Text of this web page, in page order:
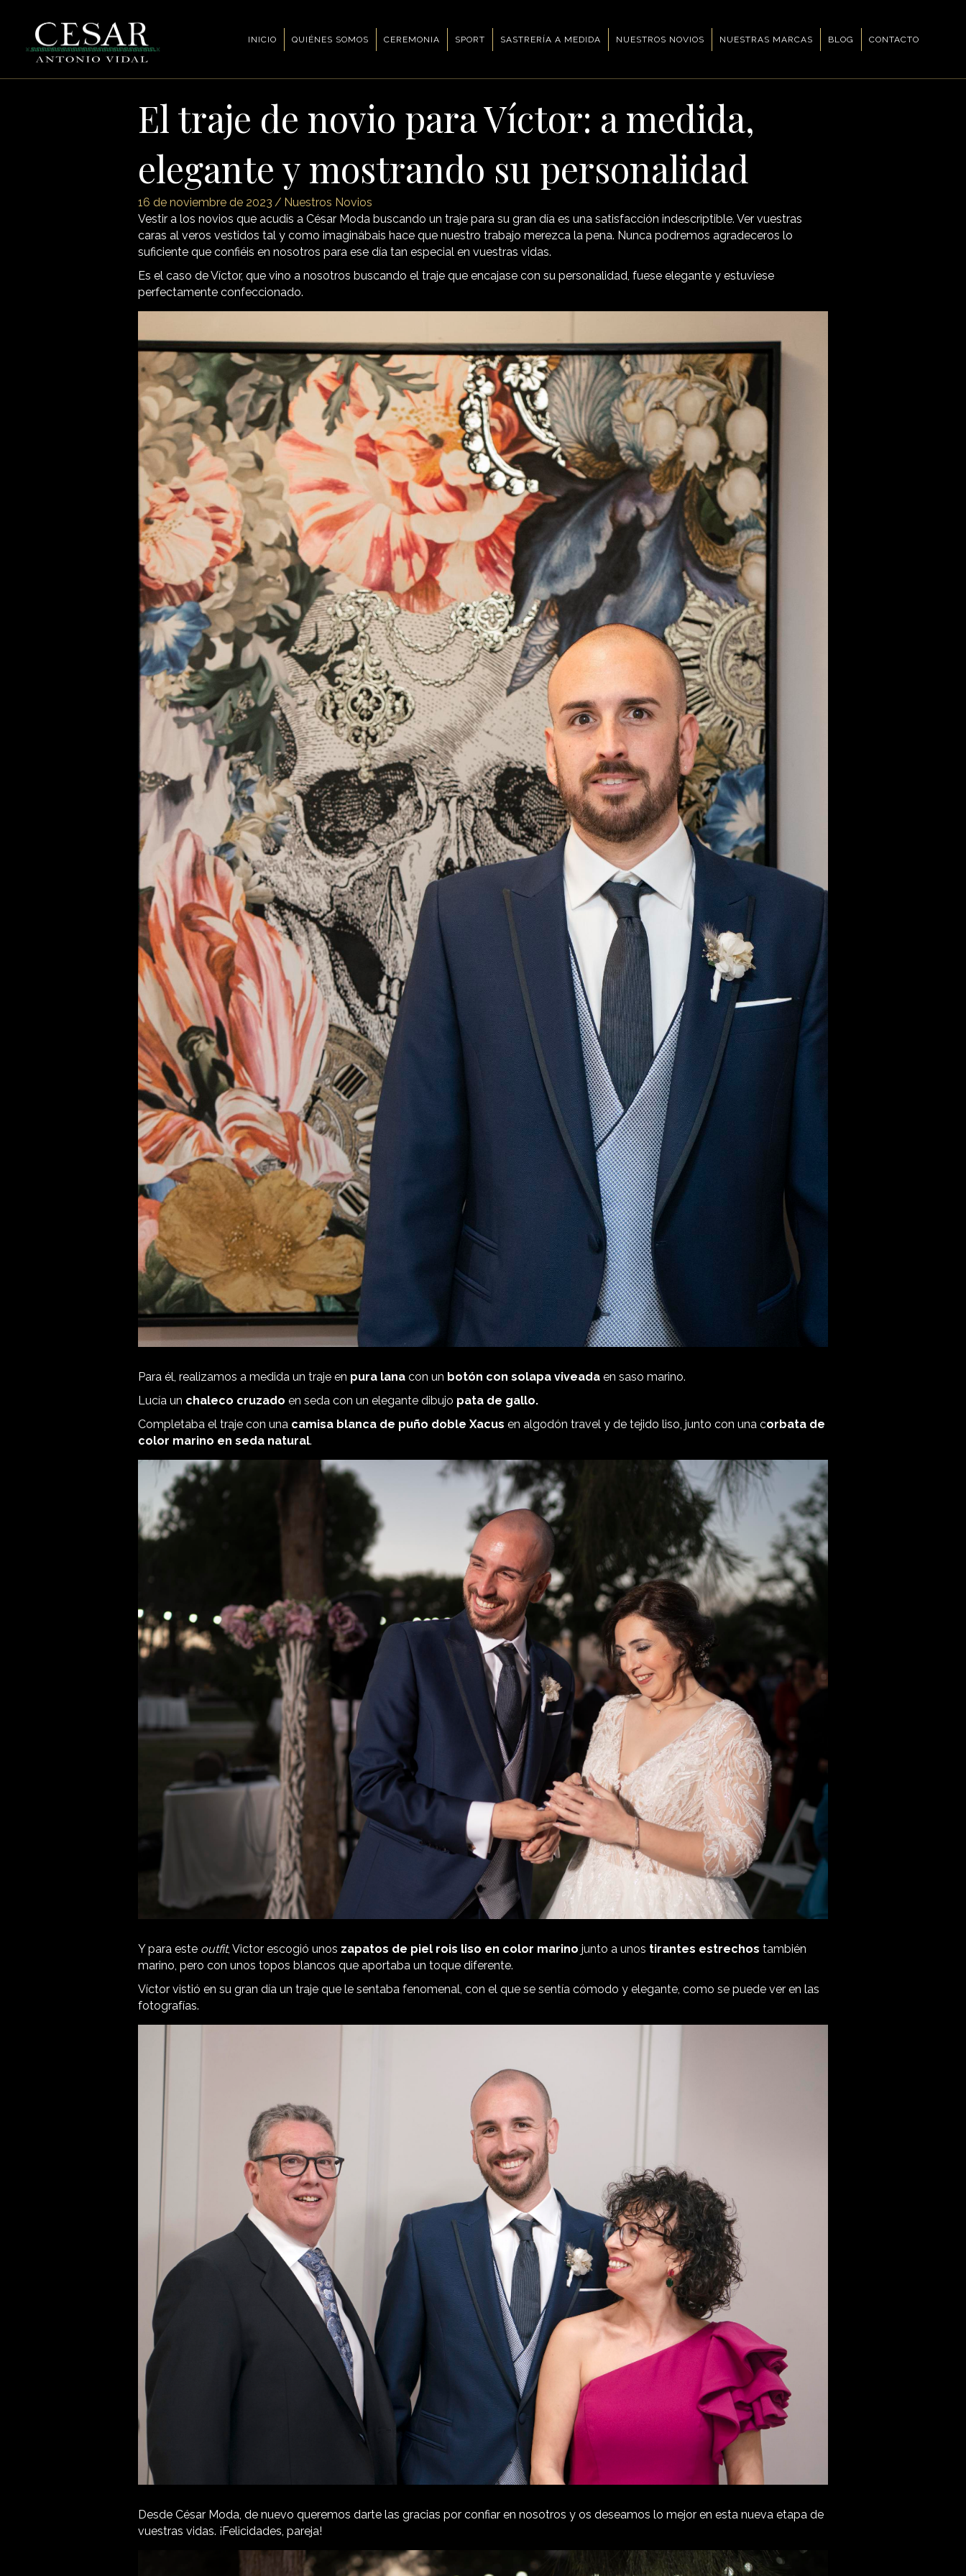
INICIO QUIÉNES SOMOS CEREMONIA SPORT SASTRERÍA A MEDIDA NUESTROS NOVIOS NUESTRAS MARCAS BLOG CONTACTO
El traje de novio para Víctor: a medida,
elegante y mostrando su personalidad
16 de noviembre de 2023 / Nuestros Novios
Vestir a los novios que acudís a César Moda buscando un traje para su gran día es una satisfacción indescriptible. Ver vuestras
caras al veros vestidos tal y como imaginábais hace que nuestro trabajo merezca la pena. Nunca podremos agradeceros lo
suficiente que confiéis en nosotros para ese día tan especial en vuestras vidas.
Es el caso de Víctor, que vino a nosotros buscando el traje que encajase con su personalidad, fuese elegante y estuviese
perfectamente confeccionado.
Para él, realizamos a medida un traje en pura lana con un botón con solapa viveada en saso marino.
Lucía un chaleco cruzado en seda con un elegante dibujo pata de gallo.
Completaba el traje con una camisa blanca de puño doble Xacus en algodón travel y de tejido liso, junto con una corbata de
color marino en seda natural.
Y para este outfit, Victor escogió unos zapatos de piel rois liso en color marino junto a unos tirantes estrechos también
marino, pero con unos topos blancos que aportaba un toque diferente.
Víctor vistió en su gran día un traje que le sentaba fenomenal, con el que se sentía cómodo y elegante, como se puede ver en las
fotografías.
Desde César Moda, de nuevo queremos darte las gracias por confiar en nosotros y os deseamos lo mejor en esta nueva etapa de
vuestras vidas. ¡Felicidades, pareja!